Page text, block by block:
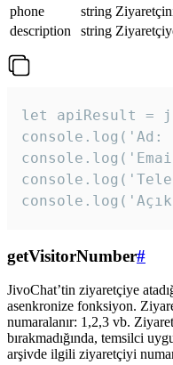
phone
string
description
string
let apiResult =
getVisitorNumber#
JivoChat’tin ziyaretçiye
asenkronize fonksiyon.
numaralanır: 1,2,3 vb.
bırakmadığında, temsilci
arşivde ilgili ziyaretçiyi